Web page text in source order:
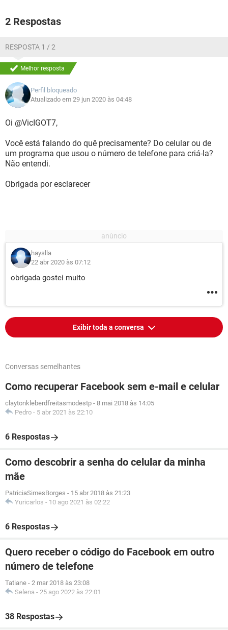
2 Respostas
RESPOSTA 1 / 2
Melhor resposta
Perfil bloqueado
Atualizado em 29 jun 2020 às 04:48
Oi @VicIGOT7,
Você está falando do quê precisamente? Do celular ou de
um programa que usou o número de telefone para criá-la?
Não entendi.
Obrigada por esclarecer
hayslla
22 abr 2020 às 07:12
obrigada gostei muito
Exibir toda a conversa
Conversas semelhantes
Como recuperar Facebook sem e-mail e celular
claytonkleberdfreitasmodestp - 8 mai 2018 às 14:05
Pedro - 5 abr 2021 às 22:10
6 Respostas
Como descobrir a senha do celular da minha
mãe
PatriciaSimesBorges - 15 abr 2018 às 21:23
Yuricarlos - 10 ago 2021 às 02:22
6 Respostas
Quero receber o código do Facebook em outro
número de telefone
Tatiane - 2 mar 2018 às 23:08
Selena - 25 ago 2022 às 22:01
38 Respostas